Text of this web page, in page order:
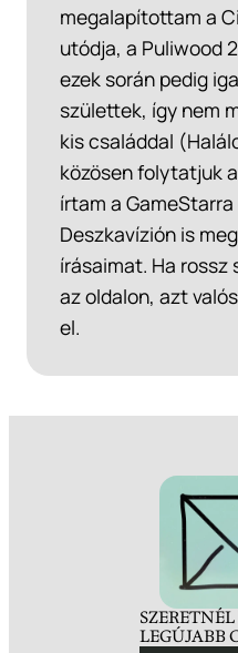
megalapítottam a
utódja, a Puliwood
ezek során pedig
születtek, így nem
kis családdal
közösen folytatjuk
írtam a
Deszkavízión is
írásaimat. Ha
az oldalon, azt
el.
LEGÚJABB